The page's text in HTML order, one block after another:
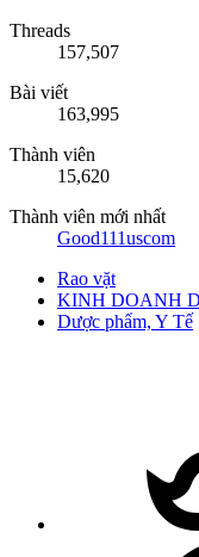
Threads
157,507
Bài viết
163,995
Thành viên
15,620
Thành viên mới nhất
Good111uscom
Rao vặt
KINH DOANH
Dược phẩm, Y Tế